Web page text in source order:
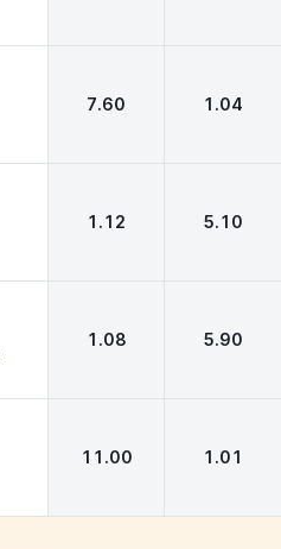
7.60 1.04
1.12 5.10
1.08 5.90
11.00 1.01